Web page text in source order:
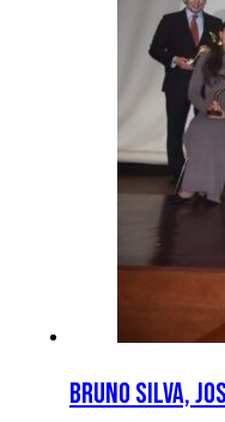
Bruno Silva,